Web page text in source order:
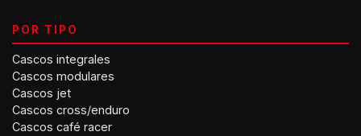
POR TIPO
Cascos integrales
Cascos modulares
Cascos jet
Cascos cross/enduro
Cascos café racer